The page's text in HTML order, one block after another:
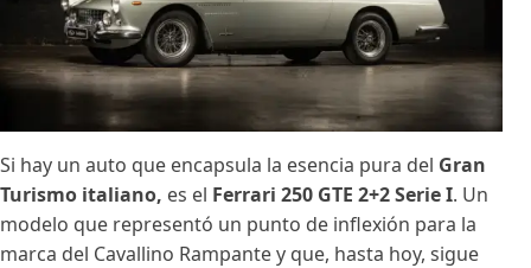
Si hay un auto que encapsula la esencia pura del Gran
Turismo italiano, es el Ferrari 250 GTE 2+2 Serie I. Un
modelo que representó un punto de inflexión para la
marca del Cavallino Rampante y que, hasta hoy, sigue